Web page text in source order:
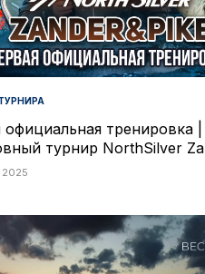
тренировка |
турнир NorthSilver